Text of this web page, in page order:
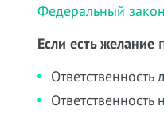
Федеральный
Если есть желание